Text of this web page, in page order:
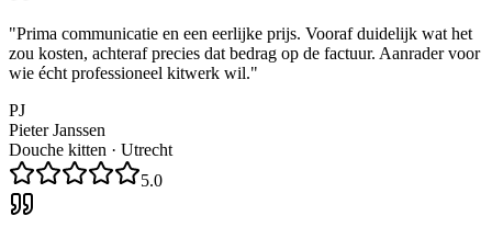
"Prima communicatie en een eerlijke prijs. Vooraf duidelijk wat het
zou kosten, achteraf precies dat bedrag op de factuur. Aanrader voor
wie écht professioneel kitwerk wil."
PJ
Pieter Janssen
Douche kitten · Utrecht
5.0